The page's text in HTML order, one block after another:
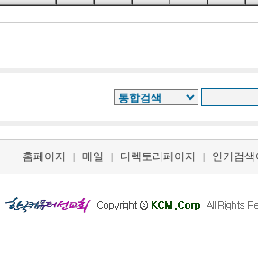
홈페이지 | 메일 | 디렉토리페이지 | 인기검색